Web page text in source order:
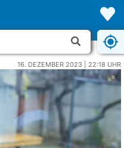
16. DEZEMBER 2023 | 22:18 UHR